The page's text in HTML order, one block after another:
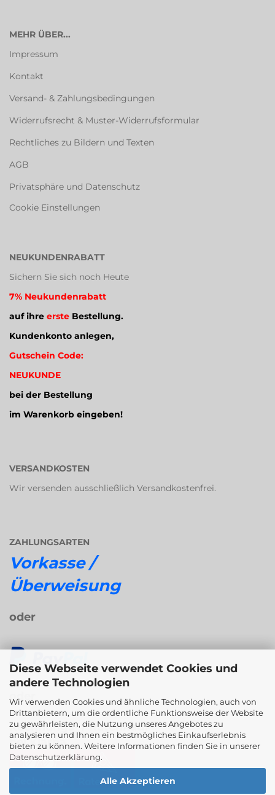
Diese Webseite verwendet Cookies und
andere Technologien
Wir verwenden Cookies und ähnliche Technologien, auch von
Drittanbietern, um die ordentliche Funktionsweise der Website
zu gewährleisten, die Nutzung unseres Angebotes zu
analysieren und Ihnen ein bestmögliches Einkaufserlebnis
bieten zu können. Weitere Informationen finden Sie in unserer
Datenschutzerklärung.
Alle Akzeptieren
MEHR ÜBER...
Impressum
Kontakt
Versand- & Zahlungsbedingungen
Widerrufsrecht & Muster-Widerrufsformular
Rechtliches zu Bildern und Texten
AGB
Privatsphäre und Datenschutz
Cookie Einstellungen
NEUKUNDENRABATT
Sichern Sie sich noch Heute
7% Neukundenrabatt
auf ihre erste Bestellung.
Kundenkonto anlegen,
Gutschein Code:
NEUKUNDE
bei der Bestellung
im Warenkorb eingeben!
VERSANDKOSTEN
Wir versenden ausschließlich Versandkostenfrei.
ZAHLUNGSARTEN
Vorkasse /
Überweisung
oder
oder
Rechnungs- / Ratenkauf
bei Klarna